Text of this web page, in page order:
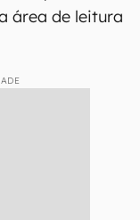
área de leitura